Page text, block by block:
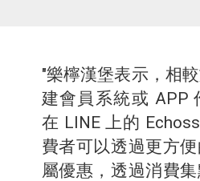
"樂檸漢堡表示，相
建會員系統或 APP
在 LINE 上的
費者可以透過更方
屬優惠，透過消費